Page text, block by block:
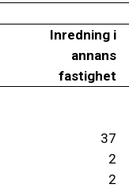
Inredning i
annans
fastighet
37
2
2